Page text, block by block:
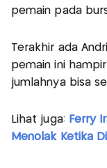
pemain pada
Terakhir ada
pemain ini
jumlahnya bisa
Lihat juga: Ferry
Menolak Ketika